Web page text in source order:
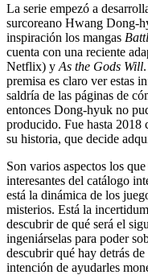
La serie empezó a
surcoreano Hwang Dong-
inspiración los mangas
cuenta con una reciente
Netflix) y As the Gods Will
premisa es claro ver estas
saldría de las páginas de
entonces Dong-hyuk no
producido. Fue hasta 2018
su historia, que decide
Son varios aspectos los
interesantes del catálogo
está la dinámica de los
misterios. Está la
descubrir de qué será el
ingeniárselas para poder
descubrir qué hay detrás
intención de ayudarles